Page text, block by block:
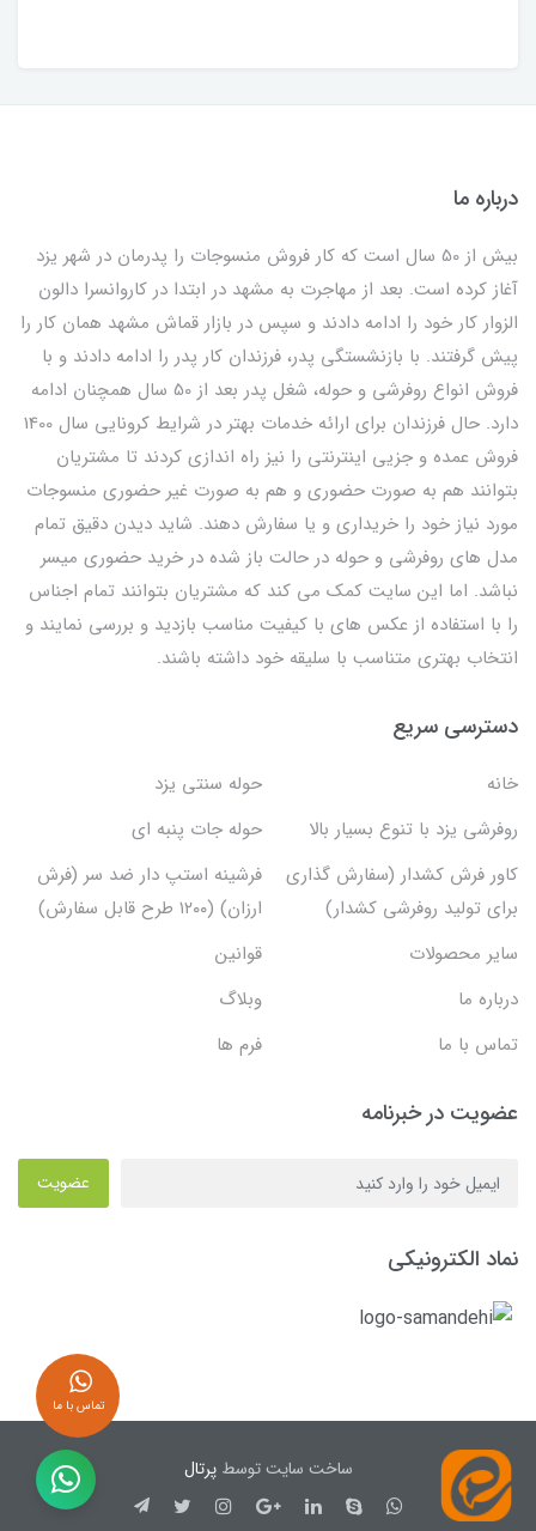
درباره ما
بیش از 50 سال است که کار فروش منسوجات را پدرمان در شهر یزد
آغاز کرده است. بعد از مهاجرت به مشهد در ابتدا در کاروانسرا دالون
الزوار کار خود را ادامه دادند و سپس در بازار قماش مشهد همان کار را
پیش گرفتند. با بازنشستگی پدر، فرزندان کار پدر را ادامه دادند و با
فروش انواع روفرشی و حوله، شغل پدر بعد از 50 سال همچنان ادامه
دارد. حال فرزندان برای ارائه خدمات بهتر در شرایط کرونایی سال 1400
فروش عمده و جزیی اینترنتی را نیز راه اندازی کردند تا مشتریان
بتوانند هم به صورت حضوری و هم به صورت غیر حضوری منسوجات
مورد نیاز خود را خریداری و یا سفارش دهند. شاید دیدن دقیق تمام
مدل های روفرشی و حوله در حالت باز شده در خرید حضوری میسر
نباشد. اما این سایت کمک می کند که مشتریان بتوانند تمام اجناس
را با استفاده از عکس های با کیفیت مناسب بازدید و بررسی نمایند و
انتخاب بهتری متناسب با سلیقه خود داشته باشند.
دسترسی سریع
خانه
حوله سنتی یزد
روفرشی یزد با تنوع بسیار بالا
حوله جات پنبه ای
کاور فرش کشدار (سفارش گذاری
برای تولید روفرشی کشدار)
فرشینه استپ دار ضد سر (فرش
ارزان) (۱۲۰۰ طرح قابل سفارش)
سایر محصولات
قوانین
درباره ما
وبلاگ
تماس با ما
فرم ها
عضویت در خبرنامه
عضویت
نماد الکترونیکی
ساخت سایت توسطپرتال
تماس با ما